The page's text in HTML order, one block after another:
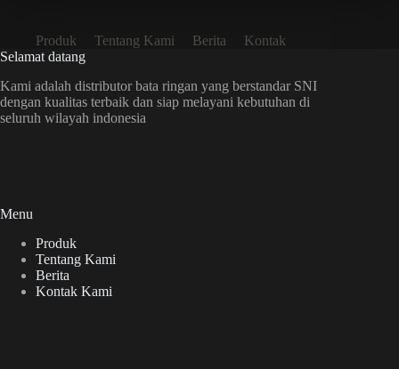
Produk Tentang Kami Berita
Kontak
Selamat datang
Kami adalah distributor bata ringan yang berstandar SNI
dengan kualitas terbaik dan siap melayani kebutuhan di
seluruh wilayah indonesia
Menu
Produk
Tentang Kami
Berita
Kontak Kami